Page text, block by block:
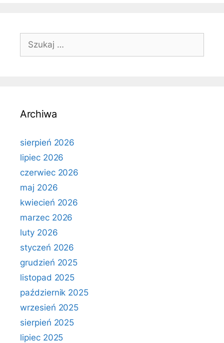
Szukaj:
Archiwa
sierpień 2026
lipiec 2026
czerwiec 2026
maj 2026
kwiecień 2026
marzec 2026
luty 2026
styczeń 2026
grudzień 2025
listopad 2025
październik 2025
wrzesień 2025
sierpień 2025
lipiec 2025